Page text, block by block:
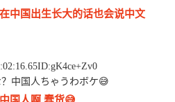
中国出生长大的话也会说中文
中国人ちゃうわボケ😅
国人啊 蠢货😅